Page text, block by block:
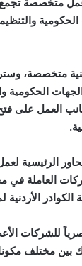
متخصصة،
الحكومية
العمل على
الرئيسية
العاملة في
الكوادر
للشركات
بين مختلف